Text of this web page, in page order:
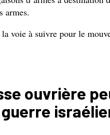
armes.
voie à suivre pour le
ouvrière